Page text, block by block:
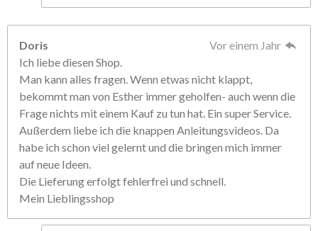
Doris
Vor einem Jahr
Ich liebe diesen Shop.
Man kann alles fragen. Wenn etwas nicht klappt,
bekommt man von Esther immer geholfen- auch wenn die
Frage nichts mit einem Kauf zu tun hat. Ein super Service.
Außerdem liebe ich die knappen Anleitungsvideos. Da
habe ich schon viel gelernt und die bringen mich immer
auf neue Ideen.
Die Lieferung erfolgt fehlerfrei und schnell.
Mein Lieblingsshop